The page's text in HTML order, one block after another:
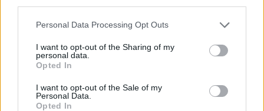
Please note that this website/app uses one or more Google
not limited to your visit or usage behaviour. You may click to
grant or deny consent to Google and its third-party tags to
use your data for below specified purposes in below Google
consent section.
Personal Data Processing Opt Outs
I want to opt-out of the Sharing of my
personal data.
Opted In
I want to opt-out of the Sale of my
Personal Data.
Opted In
Το όχημα που οδηγούσε ο 30χρονος
προφυλακτήρας, τον οποίο – σύμφωνα με
πληροφορίες – είχε τοποθετήσει μέσα στο
αυτοκίνητο.Οι αστυνομικοί εντόπισαν ίχνη
αίματος τόσο στην πόρτα του συνοδηγού όσο